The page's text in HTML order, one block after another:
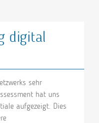
digital
sehr
hat uns
aufgezeigt. Dies